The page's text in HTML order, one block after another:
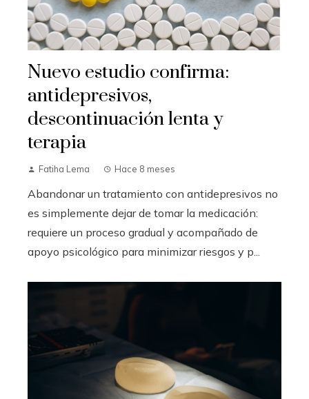
Nuevo estudio confirma:
antidepresivos,
descontinuación lenta y
terapia
Fatiha Lema Hace 8 meses
Abandonar un tratamiento con antidepresivos no
es simplemente dejar de tomar la medicación:
requiere un proceso gradual y acompañado de
apoyo psicológico para minimizar riesgos y p...